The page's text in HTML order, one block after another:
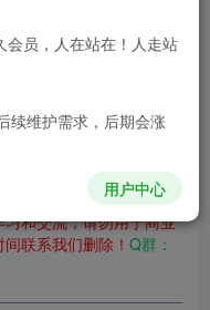
资源具有极快的可复制性，
载，RMB下载，积分下
分只需签到就可以获
和交流，请勿用于商业
联系我们删除！ Q群：
会员，人在站在！人走站
续维护需求，后期会涨
用户中心